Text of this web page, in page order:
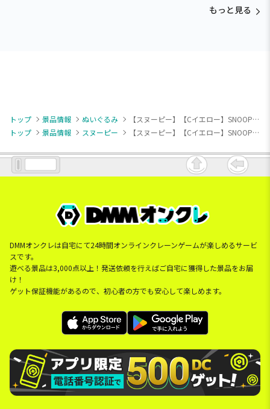
もっと見る
トップ 景品情報 ぬいぐるみ
【スヌーピー】【Cイエロー】SNOOPY(TM) ぬいぐるみ ～イースター～
トップ
景品情報 スヌーピー 【スヌーピー】【Cイエロー】SNOOPY(TM) ぬいぐるみ ～イースター～
DMMオンクレは自宅にて24時間オンラインクレーンゲームが楽しめるサービ
スです。
遊べる景品は3,000点以上！発送依頼を行えばご自宅に獲得した景品をお届
け！
ゲット保証機能があるので、初心者の方でも安心して楽しめます。